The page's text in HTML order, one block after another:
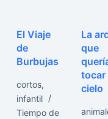
El Viaje
de
Burbujas
cortos,
infantil
Tiempo de
La
que
tocar
cielo